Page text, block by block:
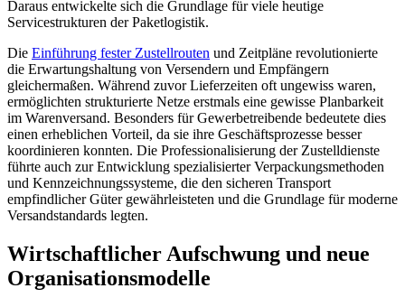
Daraus entwickelte sich die Grundlage für viele heutige
Servicestrukturen der Paketlogistik.
Die Einführung fester Zustellrouten und Zeitpläne revolutionierte
die Erwartungshaltung von Versendern und Empfängern
gleichermaßen. Während zuvor Lieferzeiten oft ungewiss waren,
ermöglichten strukturierte Netze erstmals eine gewisse Planbarkeit
im Warenversand. Besonders für Gewerbetreibende bedeutete dies
einen erheblichen Vorteil, da sie ihre Geschäftsprozesse besser
koordinieren konnten. Die Professionalisierung der Zustelldienste
führte auch zur Entwicklung spezialisierter Verpackungsmethoden
und Kennzeichnungssysteme, die den sicheren Transport
empfindlicher Güter gewährleisteten und die Grundlage für moderne
Versandstandards legten.
Wirtschaftlicher Aufschwung und neue
Organisationsmodelle